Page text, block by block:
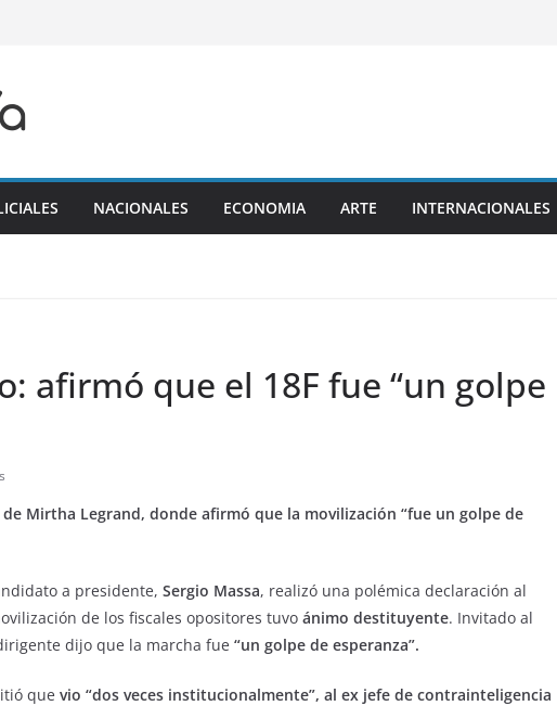
NACIONALES ECONOMIA ARTE INTERNACIONALES
afirmó que el 18F fue “un golpe
Mirtha Legrand, donde afirmó que la movilización “fue un golpe de
a presidente, Sergio Massa, realizó una polémica declaración al
de los fiscales opositores tuvo ánimo destituyente. Invitado al
dijo que la marcha fue “un golpe de esperanza”.
que vio “dos veces institucionalmente”, al ex jefe de contrainteligencia